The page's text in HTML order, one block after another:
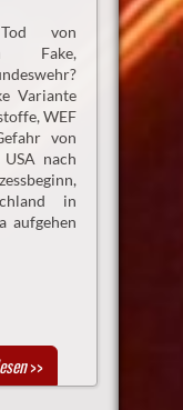
Tod von
Fake,
Variante
WEF
von
nach
in
aufgehen
>>